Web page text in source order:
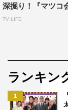
深掘り！『マツコ
TV LIFE
ランキン
1